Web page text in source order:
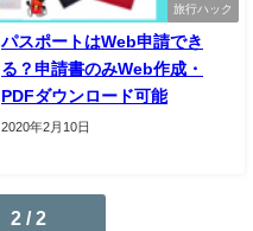
旅行ハック
パスポートはWeb申請でき
る？申請書のみWeb作成・
PDFダウンロード可能
2020年2月10日
2 / 2